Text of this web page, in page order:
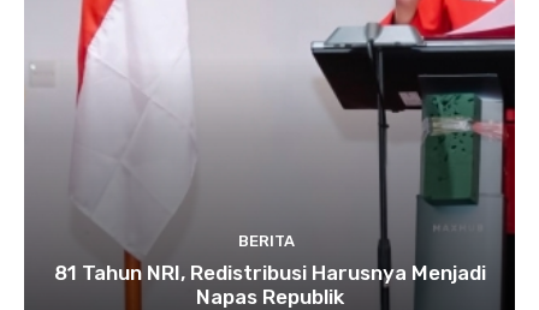
BERITA
81 Tahun NRI, Redistribusi Harusnya Menjadi
Napas Republik